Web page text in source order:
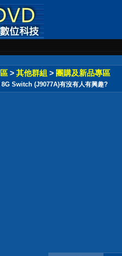
> 其他群組 > 團購及新品專區
Switch (J9077A)有沒有人有興趣?